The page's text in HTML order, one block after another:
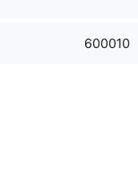
600010